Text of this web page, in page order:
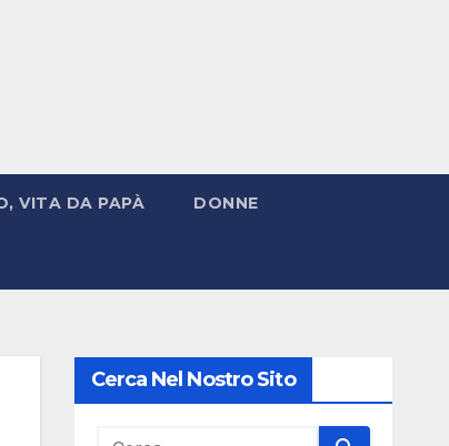
VITA DA PAPÀ DONNE
Cerca Nel Nostro Sito